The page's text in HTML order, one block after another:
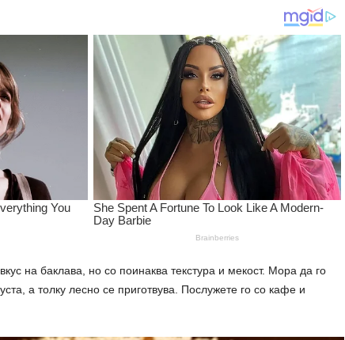
на баклава, но со поинаква текстура и мекост. Мора да го
а толку лесно се приготвува. Послужете го со кафе и